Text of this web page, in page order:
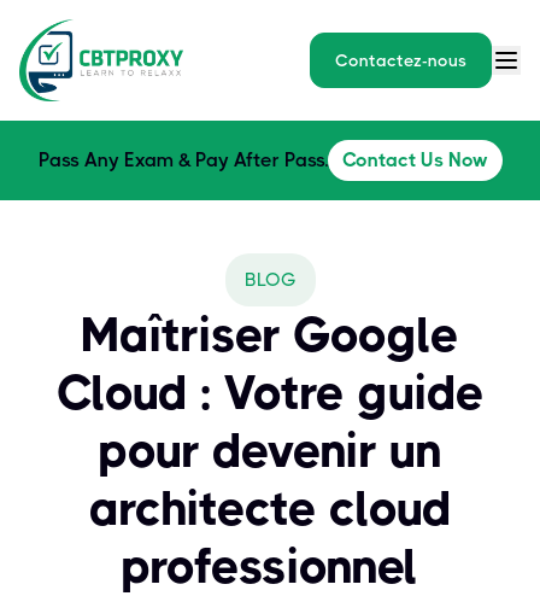
Contactez-nous
Pass Any Exam & Pay After Pass. Contact Us Now
BLOG
Maîtriser Google
Cloud : Votre guide
pour devenir un
architecte cloud
professionnel